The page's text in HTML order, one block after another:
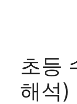
초등
해석)